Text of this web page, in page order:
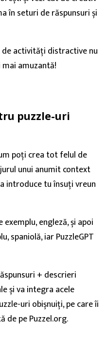
în seturi de răspunsuri și
de activități distractive nu
amuzantă!
puzzle-uri
poți crea tot felul de
unui anumit context
introduce tu însuți vreun
engleză, și apoi
spaniolă, iar PuzzleGPT
+ descrieri
și va integra acele
uri obișnuiți, pe care îi
de pe Puzzel.org.